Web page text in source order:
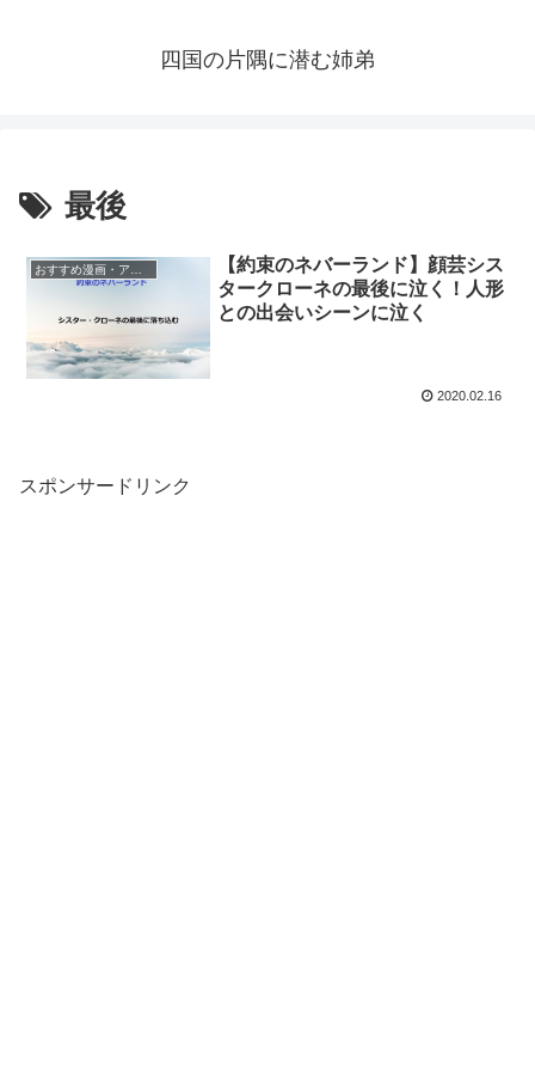
四国の片隅に潜む姉弟
最後
【約束のネバーランド】顔芸シス
タークローネの最後に泣く！人形
との出会いシーンに泣く
2020.02.16
スポンサードリンク